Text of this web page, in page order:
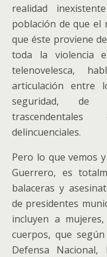
realidad
población de que el
que éste proviene
toda la violencia
telenovelesca,
articulación entre
seguridad, de
delincuenciales.
Pero lo que vemos
Guerrero, es
balaceras y
de presidentes
incluyen a
cuerpos, que
Defensa